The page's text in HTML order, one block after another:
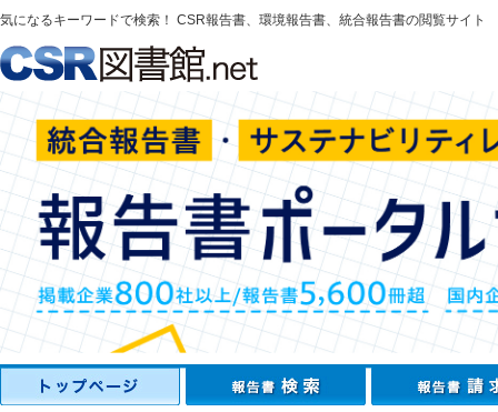
気になるキーワードで検索！ CSR報告書、環境報告書、統合報告書の閲覧サイト